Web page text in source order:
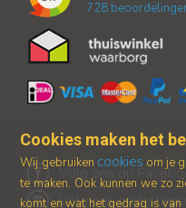
728
Volg ons op
Volg ons op
Cookies maken het
Wij gebruiken cookies om je
te maken. Ook kunnen we zo
komt en wat het gedrag is